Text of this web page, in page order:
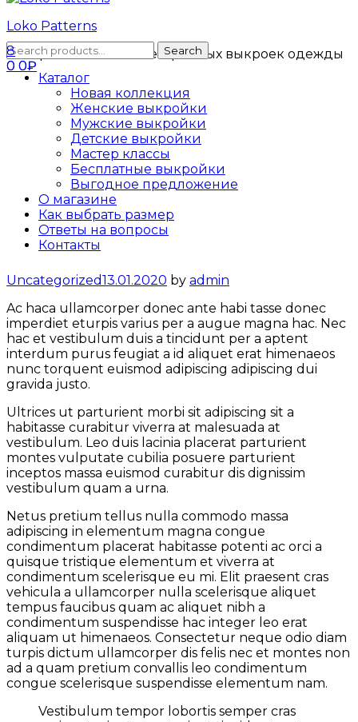
Loko Patterns
Интернет-магазин электронных выкроек одежды
0 0₽
Search
for:
Search
8
0 0₽
Каталог
Новая коллекция
Женские выкройки
Мужские выкройки
Детские выкройки
Мастер классы
Бесплатные выкройки
Выгодное предложение
О магазине
Как выбрать размер
Ответы на вопросы
Контакты
Categories
Uncategorized13.01.2020 by admin
Ac haca ullamcorper donec ante habi tasse donec
imperdiet eturpis varius per a augue magna hac. Nec
hac et vestibulum duis a tincidunt per a aptent
interdum purus feugiat a id aliquet erat himenaeos
nunc torquent euismod adipiscing adipiscing dui
gravida justo.
Ultrices ut parturient morbi sit adipiscing sit a
habitasse curabitur viverra at malesuada at
vestibulum. Leo duis lacinia placerat parturient
montes vulputate cubilia posuere parturient
inceptos massa euismod curabitur dis dignissim
vestibulum quam a urna.
Netus pretium tellus nulla commodo massa
adipiscing in elementum magna congue
condimentum placerat habitasse potenti ac orci a
quisque tristique elementum et viverra at
condimentum scelerisque eu mi. Elit praesent cras
vehicula a ullamcorper nulla scelerisque aliquet
tempus faucibus quam ac aliquet nibh a
condimentum suspendisse hac integer leo erat
aliquam ut himenaeos. Consectetur neque odio diam
turpis dictum ullamcorper dis felis nec et montes non
ad a quam pretium convallis leo condimentum
congue scelerisque suspendisse elementum nam.
Vestibulum tempor lobortis semper cras